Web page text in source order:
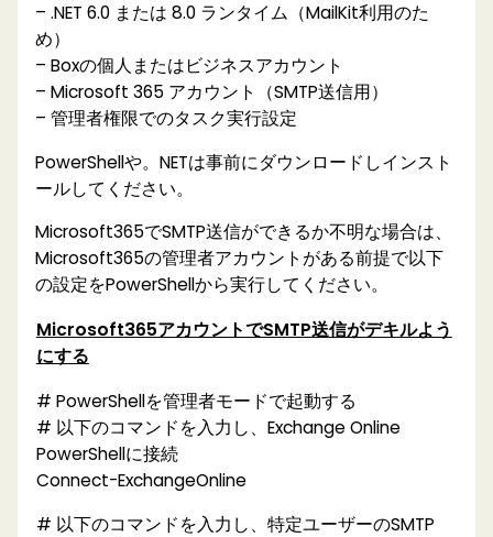
– .NET 6.0 または 8.0 ランタイム（MailKit利用のた
め）
– Boxの個人またはビジネスアカウント
– Microsoft 365 アカウント（SMTP送信用）
– 管理者権限でのタスク実行設定
PowerShellや。NETは事前にダウンロードしインスト
ールしてください。
Microsoft365でSMTP送信ができるか不明な場合は、
Microsoft365の管理者アカウントがある前提で以下
の設定をPowerShellから実行してください。
Microsoft365アカウントでSMTP送信がデキルよう
にする
# PowerShellを管理者モードで起動する
# 以下のコマンドを入力し、Exchange Online
PowerShellに接続
Connect-ExchangeOnline
# 以下のコマンドを入力し、特定ユーザーのSMTP